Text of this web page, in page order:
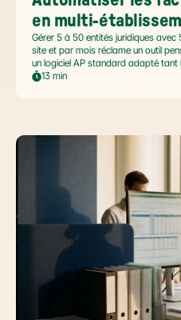
en multi-
Gérer 5 à 50 entités juridiques
site et par mois réclame un outil
un logiciel AP standard adapté tant
automatiser sans casser la
13 min